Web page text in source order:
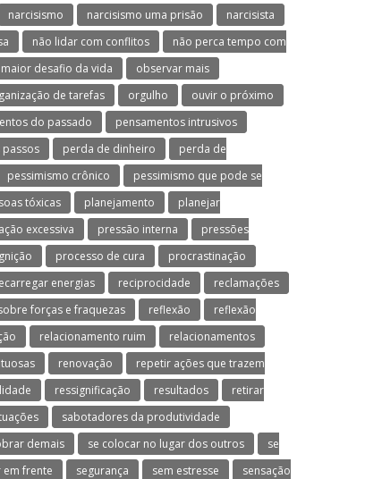
narcisismo narcisismo uma prisão
narcisista
não lidar com conflitos
não perca tempo com
desafio da vida
observar mais
de tarefas orgulho
ouvir o próximo
do passado
pensamentos intrusivos
perda de dinheiro
perda de
pessimismo crônico
pessimismo que pode se
tóxicas planejamento
planejar
excessiva pressão interna
pressões
processo de cura
procrastinação
energias reciprocidade
reclamações
forças e fraquezas reflexão
reflexão
relacionamento ruim
relacionamentos
renovação
repetir ações que trazem
ressignificação resultados
retirar
sabotadores da produtividade
demais se colocar no lugar dos outros
se
em frente segurança sem estresse
sensação